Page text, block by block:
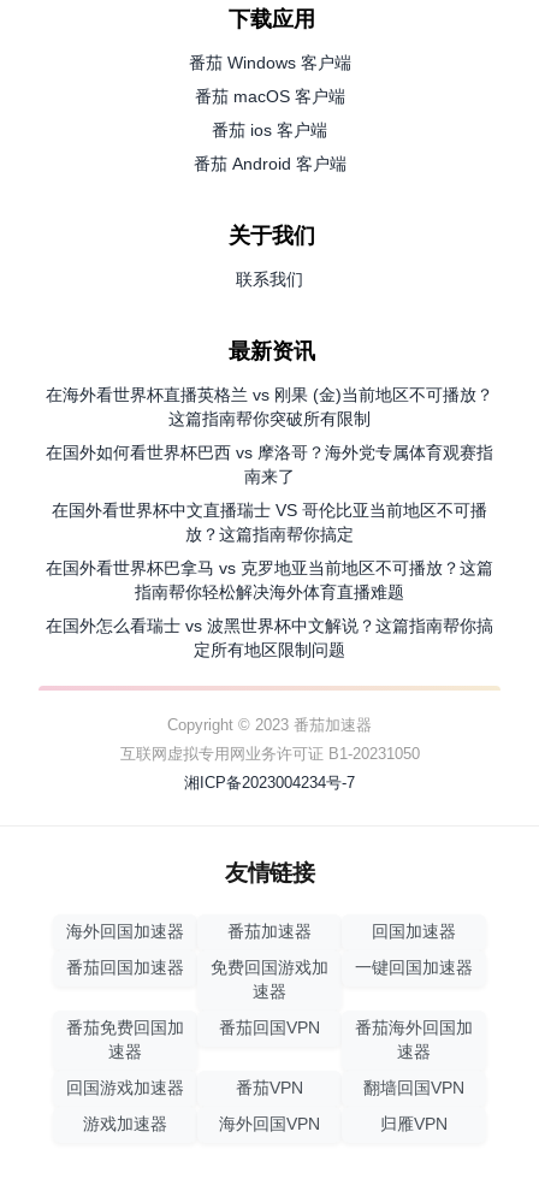
下载应用
番茄 Windows 客户端
番茄 macOS 客户端
番茄 ios 客户端
番茄 Android 客户端
关于我们
联系我们
最新资讯
在海外看世界杯直播英格兰 vs 刚果 (金)当前地区不可播放？
这篇指南帮你突破所有限制
在国外如何看世界杯巴西 vs 摩洛哥？海外党专属体育观赛指
南来了
在国外看世界杯中文直播瑞士 VS 哥伦比亚当前地区不可播
放？这篇指南帮你搞定
在国外看世界杯巴拿马 vs 克罗地亚当前地区不可播放？这篇
指南帮你轻松解决海外体育直播难题
在国外怎么看瑞士 vs 波黑世界杯中文解说？这篇指南帮你搞
定所有地区限制问题
Copyright © 2023 番茄加速器
互联网虚拟专用网业务许可证 B1-20231050
湘ICP备2023004234号-7
友情链接
海外回国加速器 番茄加速器
回国加速器
番茄回国加速器
免费回国游戏加
速器
一键回国加速器
番茄免费回国加
速器
番茄回国VPN
番茄海外回国加
速器
回国游戏加速器
番茄VPN
翻墙回国VPN
游戏加速器
海外回国VPN 归雁VPN